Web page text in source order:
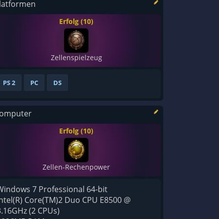
Erfolg (10)
Zellenspielzeug
PS 2 PC DS
Erfolg (10)
Zellen-Rechenpower
7 Professional 64-bit
Core(TM)2 Duo CPU E8500 @
(2 CPUs)